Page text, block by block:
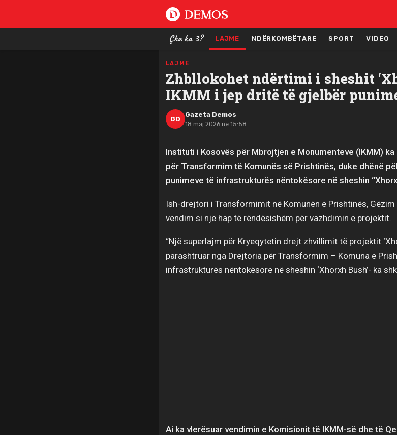
Çka ka 3? LAJME NDËRKOMBËTARE SPORT VIDEO
LAJME
Zhbllokohet ndërtimi i sheshit
IKMM i jep dritë të gjelbër
GD
Gazeta Demos
18 maj 2026 në 15:58
Instituti i Kosovës për Mbrojtjen e Monumenteve (IKMM)
për Transformim të Komunës së Prishtinës, duke dhënë
punimeve të infrastrukturës nëntokësore në sheshin
Ish-drejtori i Transformimit në Komunën e Prishtinës,
vendim si një hap të rëndësishëm për vazhdimin e projektit.
“Një superlajm për Kryeqytetin drejt zhvillimit të projektit
parashtruar nga Drejtoria për Transformim – Komuna e
infrastrukturës nëntokësore në sheshin ‘Xhorxh Bush’- ka
Ai ka vlerësuar vendimin e Komisionit të IKMM-së dhe të